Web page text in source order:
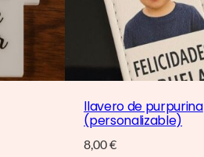
llavero de purpurina
(personalizable)
8,00€